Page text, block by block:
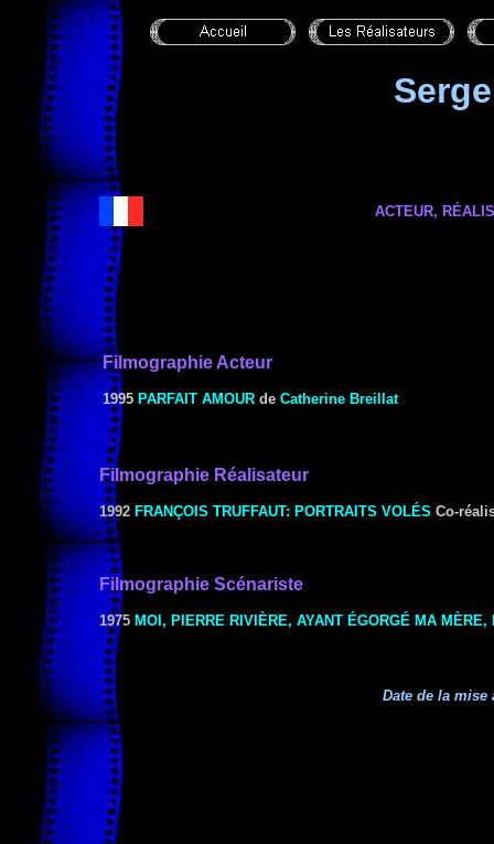
ACTEUR,
Filmographie Acteur
1995 PARFAIT AMOUR de Catherine Breillat
Filmographie Réalisateur
1992 FRANÇOIS TRUFFAUT: PORTRAITS VOLÉS Co-
Filmographie Scénariste
1975 MOI, PIERRE RIVIÈRE, AYANT ÉGORGÉ MA
Date de la